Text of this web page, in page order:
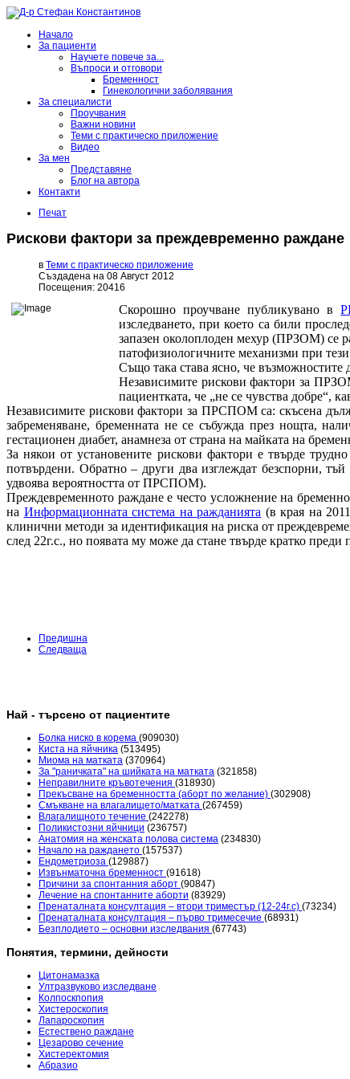
Начало
За пациенти
Научете повече за...
Въпроси и отговори
Бременност
Гинекологични заболявания
За специалисти
Проучвания
Важни новини
Теми с практическо приложение
Видео
За мен
Представяне
Блог на автора
Контакти
Печат
Рискови фактори за преждевременно раждане
в Теми с практическо приложение
Създадена на 08 Август 2012
Посещения: 20416
Скорошно проучване публикувано в
изследването, при което са били
запазен околоплоден мехур (ПРЗОМ) се
патофизиологичните механизми при
Също така става ясно, че възможностите
Независимите рискови фактори за
пациентката, че „не се чувства добре“,
Независимите рискови фактори за ПРСПОМ са: скъсена
забременяване, бременната не се събужда през нощта,
гестационен диабет, анамнеза от страна на майката на
За някои от установените рискови фактори е твърде
потвърдени. Обратно – други два изглеждат безспорни,
удвоява вероятността от ПРСПОМ).
Преждевременното раждане е често усложнение на
на Информационната система на ражданията (в края на
клинични методи за идентификация на риска от
след 22г.с., но появата му може да стане твърде кратко
Предишна
Следваща
Най - търсено от пациентите
Болка ниско в корема (909030)
Киста на яйчника (513495)
Миома на матката (370964)
За "раничката" на шийката на матката (321858)
Неправилните кръвотечения (318930)
Прекъсване на бременността (аборт по желание) (302908)
Смъкване на влагалището/матката (267459)
Влагалищното течение (242278)
Поликистозни яйчници (236757)
Анатомия на женската полова система (234830)
Начало на раждането (157537)
Ендометриоза (129887)
Извънматочна бременност (91618)
Причини за спонтанния аборт (90847)
Лечение на спонтанните аборти (83929)
Пренаталната консултация – втори триместър (12-24г.с) (73234)
Пренаталната консултация – първо тримесечие (68931)
Безплодието – основни изследвания (67743)
Понятия, термини, дейности
Цитонамазка
Ултразвуково изследване
Колпоскпопия
Хистероскопия
Лапароскопия
Естествено раждане
Цезарово сечение
Хистеректомия
Абразио